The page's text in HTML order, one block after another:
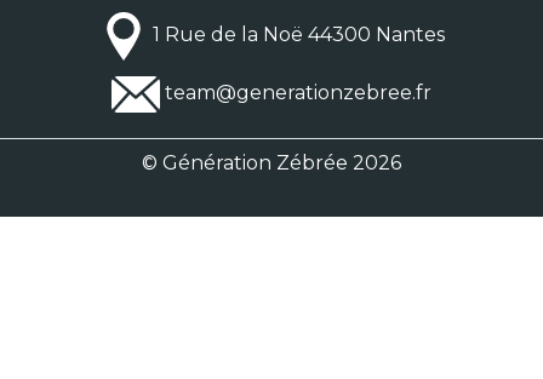
1 Rue de la Noë 44300 Nantes
team@generationzebree.fr
© Génération Zébrée 2026